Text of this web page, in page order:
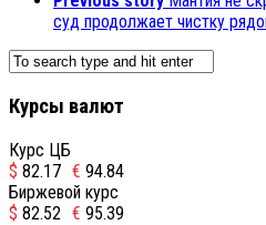
суд продолжает чистку
Курсы валют
Курс ЦБ
$ 82.17 € 94.84
Биржевой курс
$ 82.52 € 95.39